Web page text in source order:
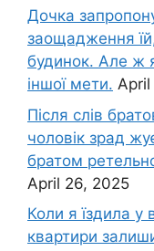
Дочка
заощадження
будинок. Але ж
іншої мети.
Після слів
чоловік зpад
братом
April 26, 2025
Коли я їздила у
квартири